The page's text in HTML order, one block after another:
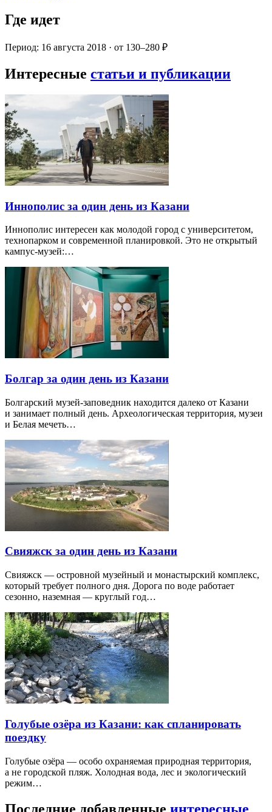
Где идет
Период: 16 августа 2018 · от 130–280 ₽
Интересные статьи и публикации
Иннополис за один день из Казани
Иннополис интересен как молодой город с университетом,
технопарком и современной планировкой. Это не открытый
кампус-музей:…
Болгар за один день из Казани
Болгарский музей-заповедник находится далеко от Казани
и занимает полный день. Археологическая территория, музеи
и Белая мечеть…
Свияжск за один день из Казани
Свияжск — островной музейный и монастырский комплекс,
который требует полного дня. Дорога по воде работает
сезонно, наземная — круглый год…
Голубые озёра из Казани: как спланировать
поездку
Голубые озёра — особо охраняемая природная территория,
а не городской пляж. Холодная вода, лес и экологический
режим…
Последние добавленные интересные